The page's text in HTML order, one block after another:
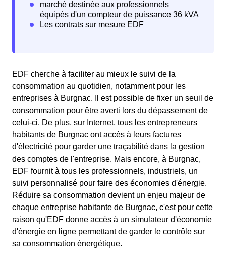
EDF cherche à faciliter au mieux le suivi de la
consommation au quotidien, notamment pour les
entreprises à Burgnac. Il est possible de fixer un seuil de
consommation pour être averti lors du dépassement de
celui-ci. De plus, sur Internet, tous les entrepreneurs
habitants de Burgnac ont accès à leurs factures
d'électricité pour garder une traçabilité dans la gestion
des comptes de l'entreprise. Mais encore, à Burgnac,
EDF fournit à tous les professionnels, industriels, un
suivi personnalisé pour faire des économies d'énergie.
Réduire sa consommation devient un enjeu majeur de
chaque entreprise habitante de Burgnac, c'est pour cette
raison qu'EDF donne accès à un simulateur d'économie
d'énergie en ligne permettant de garder le contrôle sur
sa consommation énergétique.